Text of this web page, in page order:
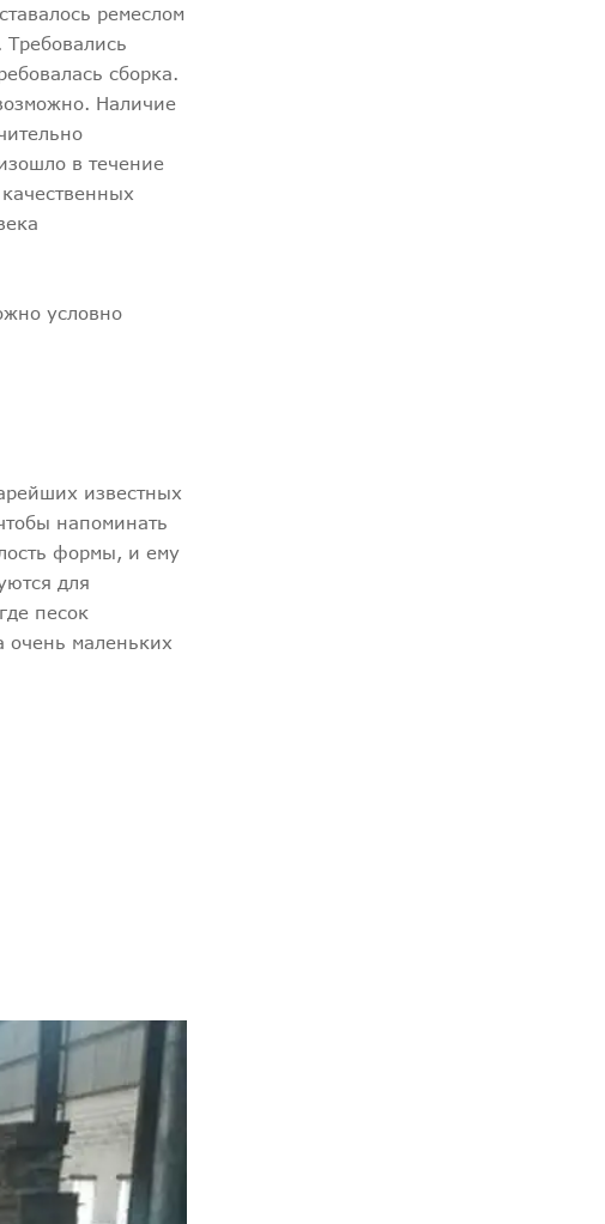
ремеслом
сборка.
Наличие
в течение
условно
известных
напоминать
формы, и ему
для
песок
очень маленьких